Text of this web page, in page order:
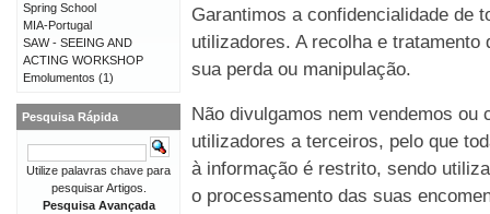
Garantimos a confidencialidade de
utilizadores. A recolha e
sua perda ou manipulação.
Não divulgamos nem vendemos
utilizadores a terceiros, pelo que
à informação é restrito, sendo
o processamento das suas
Spring School
MIA-Portugal
SAW - SEEING AND
ACTING WORKSHOP
Emolumentos (1)
Pesquisa Rápida
Utilize palavras chave para
pesquisar Artigos.
Pesquisa Avançada